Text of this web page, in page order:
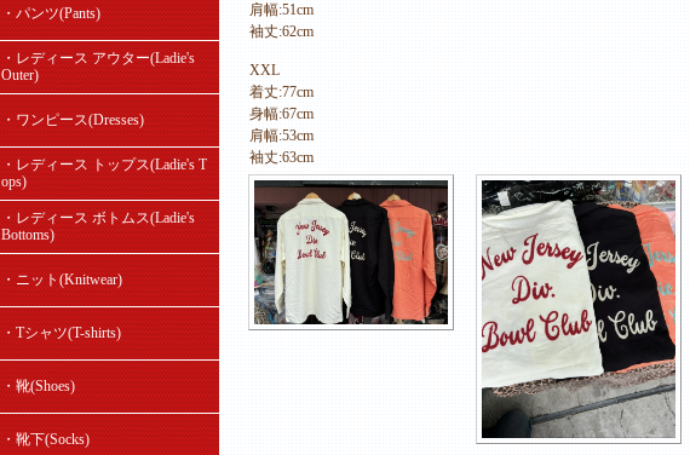
・パンツ(Pants)
・レディース アウター(Ladie's
Outer)
・ワンピース(Dresses)
・レディース トップス(Ladie's T
ops)
・レディース ボトムス(Ladie's
Bottoms)
・ニット(Knitwear)
・Tシャツ(T-shirts)
・靴(Shoes)
・靴下(Socks)
肩幅:51cm
袖丈:62cm
XXL
着丈:77cm
身幅:67cm
肩幅:53cm
袖丈:63cm